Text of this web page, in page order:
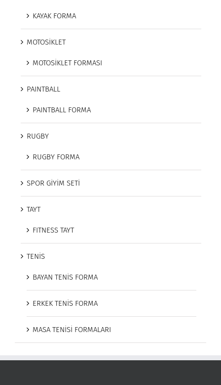
KAYAK FORMA
MOTOSİKLET
MOTOSİKLET FORMASI
PAINTBALL
PAINTBALL FORMA
RUGBY
RUGBY FORMA
SPOR GİYİM SETİ
TAYT
FITNESS TAYT
TENİS
BAYAN TENİS FORMA
ERKEK TENİS FORMA
MASA TENİSİ FORMALARI